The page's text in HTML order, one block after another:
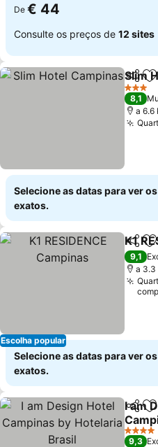
De € 44
Consulte os preços de 12 sites
Slim
3 Estrelas
8,1
a 6.6
Selecione as datas para ver
exatos.
Escolha popular
K1
9,1
a 3.3
Selecione as datas para ver
exatos.
I am
Brasil
4 Estrelas
9,3